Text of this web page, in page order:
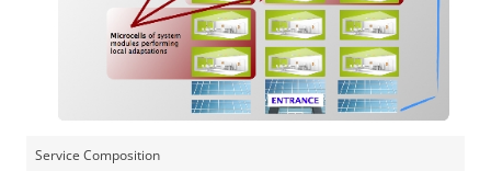
Service Composition